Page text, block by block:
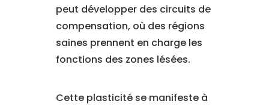
peut développer des circuits de
compensation, où des régions
saines prennent en charge les
fonctions des zones lésées.
Cette plasticité se manifeste à